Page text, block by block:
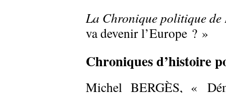
La Chronique politique
va devenir l’Europe ? »
Chroniques d’histoire
Michel BERGÈS, «